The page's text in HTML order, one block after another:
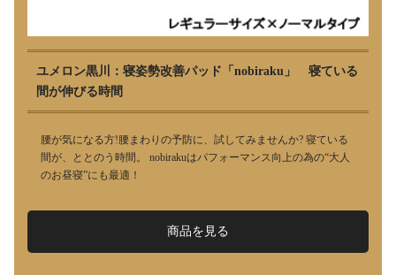
ユメロン黒川：寝姿勢改善パッド「nobiraku」 寝ている
間が伸びる時間
腰が気になる方!腰まわりの予防に、試してみませんか? 寝ている
間が、ととのう時間。 nobirakuはパフォーマンス向上の為の“大人
のお昼寝”にも最適！
商品を見る